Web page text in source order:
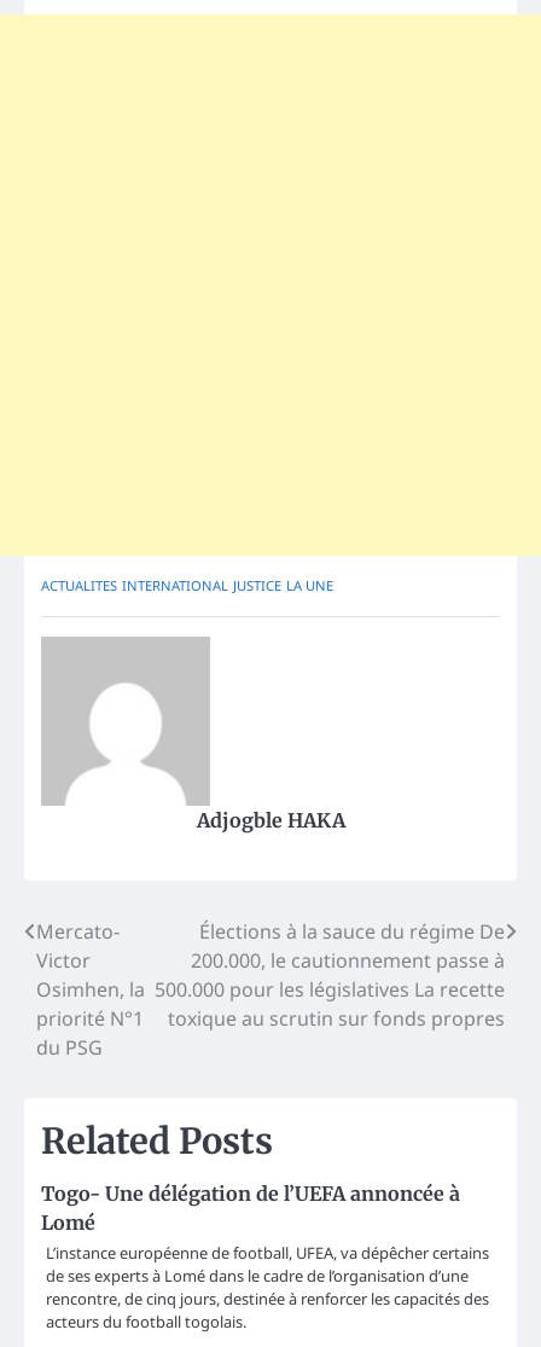
ACTUALITES INTERNATIONAL JUSTICE LA UNE
Adjogble HAKA
Post
navigation
Mercato-
Victor
Osimhen, la
priorité N°1
du PSG
Élections à la sauce du régime De
200.000, le cautionnement passe à
500.000 pour les législatives La recette
toxique au scrutin sur fonds propres
Related Posts
Togo- Une délégation de l’UEFA annoncée à
Lomé
L’instance européenne de football, UFEA, va dépêcher certains
de ses experts à Lomé dans le cadre de l’organisation d’une
rencontre, de cinq jours, destinée à renforcer les capacités des
acteurs du football togolais.